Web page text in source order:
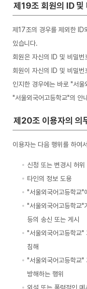
제19조 회원의 ID 및
제17조의 경우를 제외한 ID
있습니다.
회원은 자신의 ID 및 비밀
회원이 자신의 ID 및 비밀
인지한 경우에는 바로 "서
"서울외국어고등학교"의 안
제20조 이용자의 의
이용자는 다음 행위를 하여
신청 또는 변경시 허
타인의 정보 도용
"서울외국어고등학교"
"서울외국어고등학교"
등의 송신 또는 게시
"서울외국어고등학교"
침해
"서울외국어고등학교"
방해하는 행위